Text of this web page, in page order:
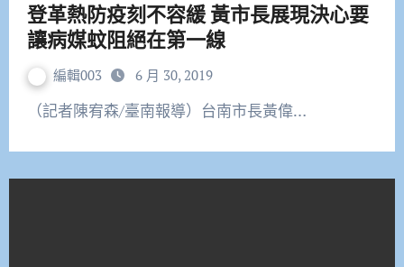
登革熱防疫刻不容緩 黃市長展現決心要
讓病媒蚊阻絕在第一線
編輯003 6 月 30, 2019
（記者陳宥森/臺南報導）台南市長黃偉…